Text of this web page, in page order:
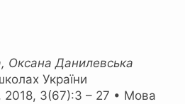
Оксана Данилевська
України
2018, 3(67):3 – 27 • Мова